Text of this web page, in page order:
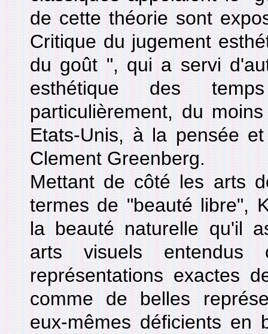
de cette théorie sont
Critique du jugement
du goût ", qui a servi
esthétique des
particulièrement, du
Etats-Unis, à la pensée
Clement Greenberg.
Mettant de côté les arts
termes de "beauté libre",
la beauté naturelle qu'il
arts visuels entendus
représentations exactes
comme de belles
eux-mêmes déficients en